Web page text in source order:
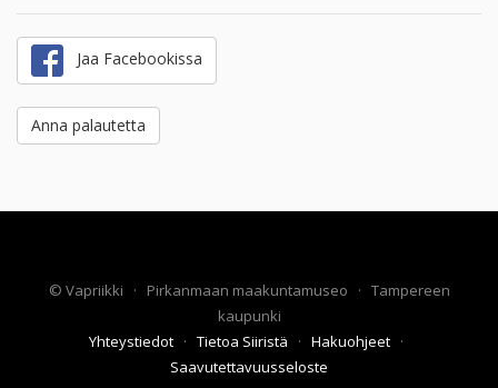
Jaa Facebookissa
Anna palautetta
© Vapriikki · Pirkanmaan maakuntamuseo · Tampereen
kaupunki
Yhteystiedot · Tietoa Siiristä · Hakuohjeet ·
Saavutettavuusseloste